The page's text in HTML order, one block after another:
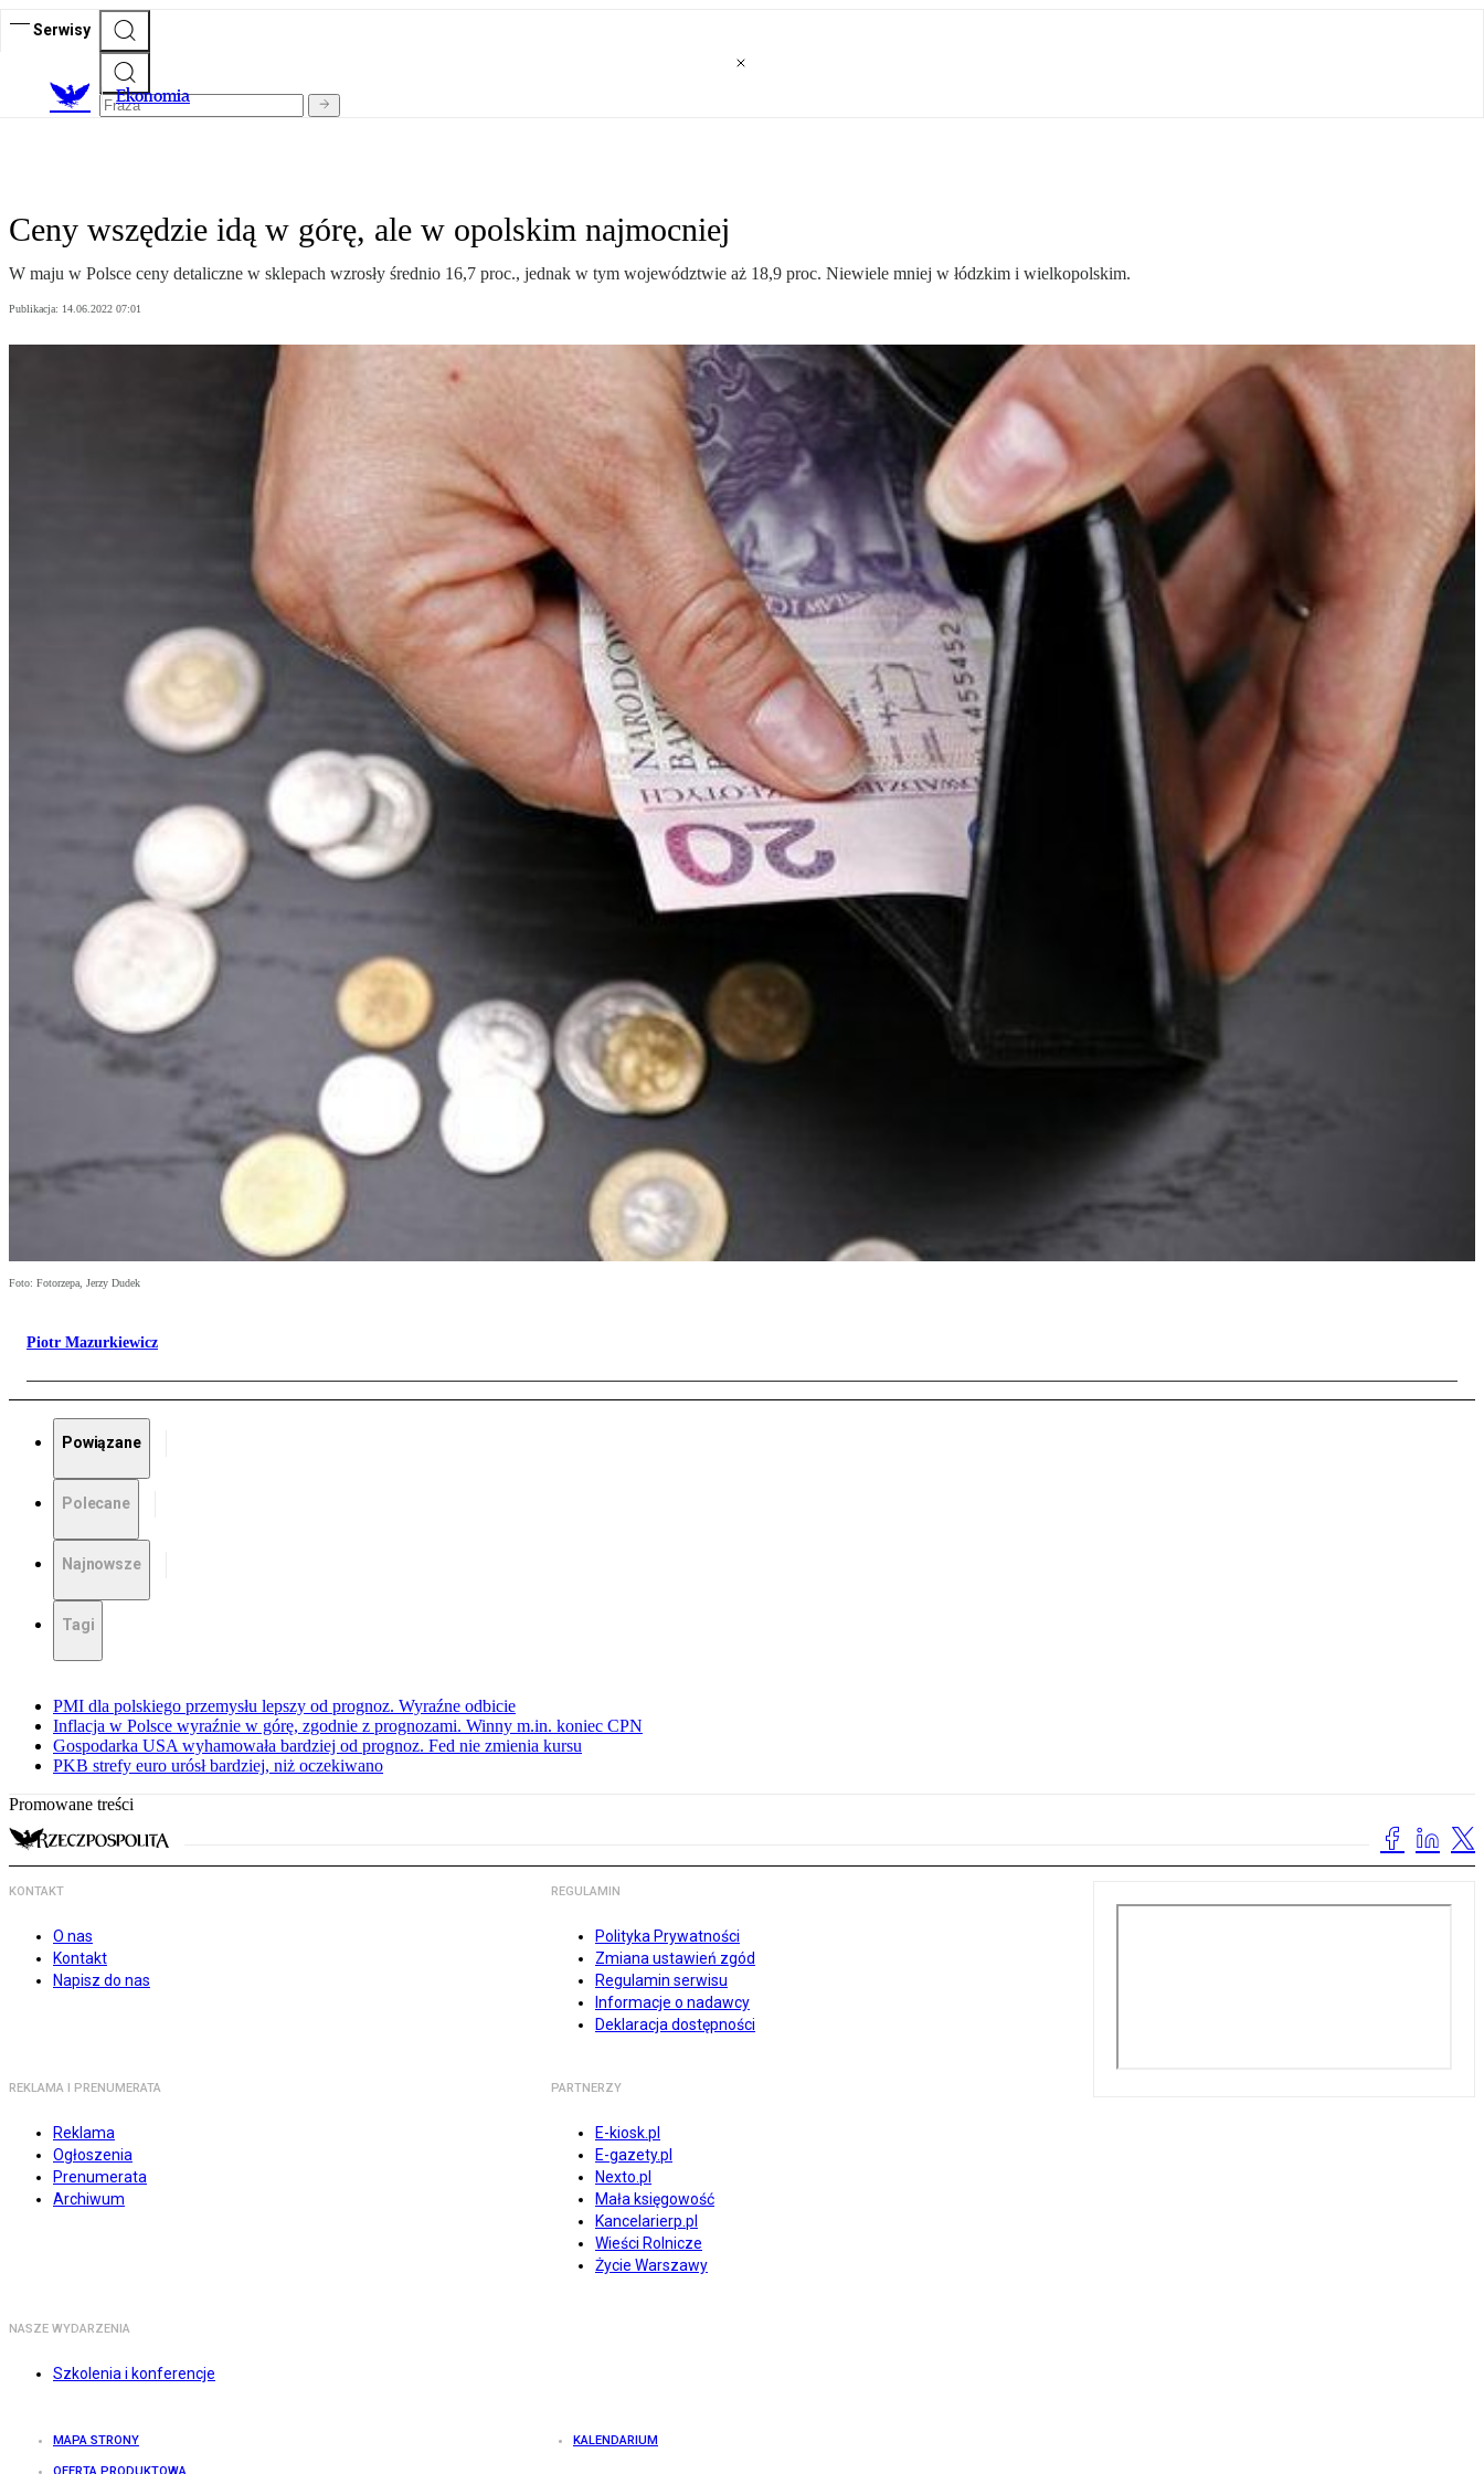
Serwisy
Ekonomia
Ceny wszędzie idą w górę, ale w opolskim najmocniej
W maju w Polsce ceny detaliczne w sklepach wzrosły średnio 16,7 proc., jednak w tym województwie aż 18,9 proc. Niewiele mniej w łódzkim i wielkopolskim.
Publikacja: 14.06.2022 07:01
Foto: Fotorzepa, Jerzy Dudek
Piotr Mazurkiewicz
Powiązane
Polecane
Najnowsze
Tagi
PMI dla polskiego przemysłu lepszy od prognoz. Wyraźne odbicie
Inflacja w Polsce wyraźnie w górę, zgodnie z prognozami. Winny m.in. koniec CPN
Gospodarka USA wyhamowała bardziej od prognoz. Fed nie zmienia kursu
PKB strefy euro urósł bardziej, niż oczekiwano
Promowane treści
KONTAKT
O nas
Kontakt
Napisz do nas
REGULAMIN
Polityka Prywatności
Zmiana ustawień zgód
Regulamin serwisu
Informacje o nadawcy
Deklaracja dostępności
REKLAMA I PRENUMERATA
Reklama
Ogłoszenia
Prenumerata
Archiwum
PARTNERZY
E-kiosk.pl
E-gazety.pl
Nexto.pl
Mała księgowość
Kancelarierp.pl
Wieści Rolnicze
Życie Warszawy
NASZE WYDARZENIA
Szkolenia i konferencje
MAPA STRONY KALENDARIUM